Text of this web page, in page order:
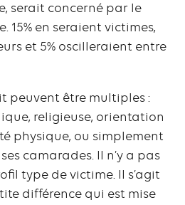
serait concerné par le
15% en seraient victimes,
et 5% oscilleraient entre
peuvent être multiples :
religieuse, orientation
physique, ou simplement
camarades. II n’y a pas
type de victime. II s’agit
différence qui est mise